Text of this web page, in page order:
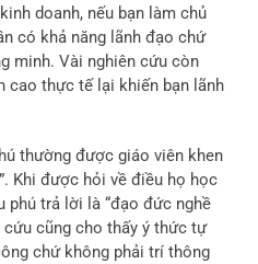
doanh, nếu bạn làm chủ
có khả năng lãnh đạo chứ
minh. Vài nghiên cứu còn
cao thực tế lại khiến bạn lãnh
thường được giáo viên khen
Khi được hỏi về điều họ học
phú trả lời là “đạo đức nghề
cứu cũng cho thấy ý thức tự
chứ không phải trí thông